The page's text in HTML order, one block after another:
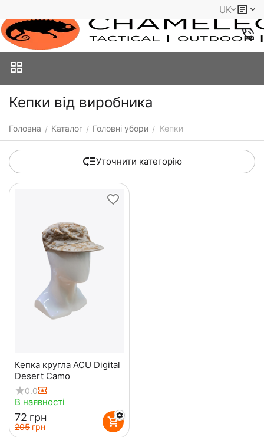
UK
Кепки від виробника
Головна / Каталог / Головні убори / Кепки
Уточнити категорію
Кепка кругла ACU Digital
Desert Camo
0.0
В наявності
‍72‍ грн
‍205‍ грн